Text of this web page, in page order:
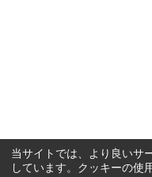
当サイトでは、より良いサ
しています。クッキーの使